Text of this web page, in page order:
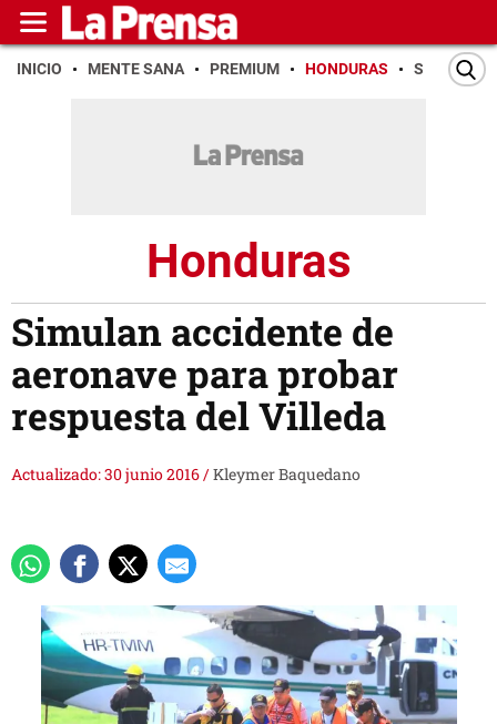
INICIO MENTE SANA PREMIUM HONDURAS SAN PEDRO
Honduras
Simulan accidente de
aeronave para probar
respuesta del Villeda
Actualizado: 30 junio 2016/Kleymer Baquedano